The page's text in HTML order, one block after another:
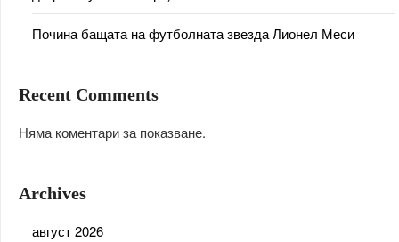
Почина бащата на футболната звезда Лионел Меси
Recent Comments
Няма коментари за показване.
Archives
август 2026